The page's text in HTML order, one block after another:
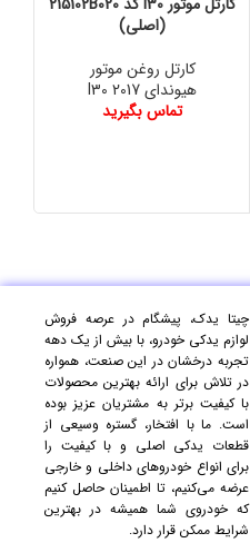
(اصلی)
کارتل روغن موتور
هیوندای I30 2017
تماس بگیرید
چیتا یدک، پیشگام در عرصه فروش
لوازم یدکی خودرو، با بیش از یک دهه
تجربه درخشان در این صنعت، همواره
در تلاش برای ارائه بهترین محصولات
با کیفیت برتر به مشتریان عزیز بوده
است. ما با افتخار، گستره وسیعی از
قطعات یدکی اصلی و با کیفیت را
برای انواع خودروهای داخلی و خارجی
عرضه می‌کنیم، تا اطمینان حاصل کنیم
که خودروی شما همیشه در بهترین
شرایط ممکن قرار دارد.